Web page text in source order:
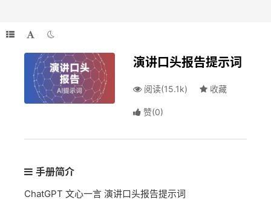
演讲口头报告提示词
阅读(15.1k) 收藏
赞(0)
手册简介
ChatGPT 文心一言 演讲口头报告提示词